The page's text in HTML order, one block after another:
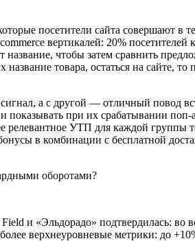
посетители сайта совершают в
вертикалей: 20%
чтобы затем сравнить
товара, остаться на сайте, то
а с другой — отличный повод
при их срабатывании
УТП для каждой группы
в комбинации с бесплатной
и «Эльдорадо» подтвердилась: во
верхнеуровневые метрики: до